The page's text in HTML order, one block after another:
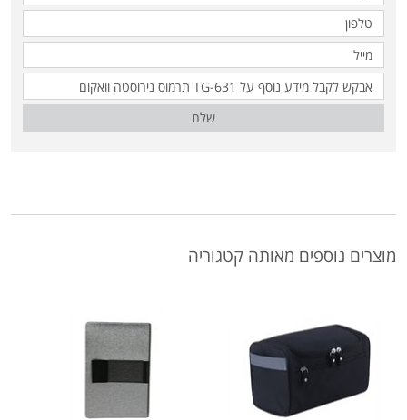
שלח
מוצרים נוספים מאותה קטגוריה